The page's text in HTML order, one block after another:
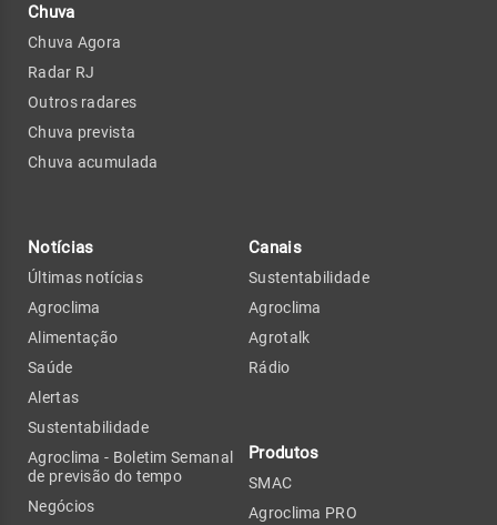
Chuva
Chuva Agora
Radar RJ
Outros radares
Chuva prevista
Chuva acumulada
Notícias
Últimas notícias
Agroclima
Alimentação
Saúde
Alertas
Sustentabilidade
Agroclima - Boletim Semanal
de previsão do tempo
Negócios
Canais
Sustentabilidade
Agroclima
Agrotalk
Rádio
Produtos
SMAC
Agroclima PRO